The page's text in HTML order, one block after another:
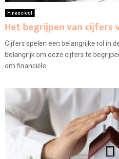
Financieel
Het begrijpen van cijfers
Cijfers spelen een belangrijke rol in
belangrijk om deze cijfers te
om financiële...